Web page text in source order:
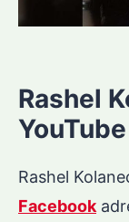
Rashel
Rashel
Facebook